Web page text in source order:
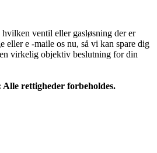
ventil eller gasløsning der er
eller e -maile os nu, så vi kan spare dig
virkelig objektiv beslutning for din
rettigheder forbeholdes.